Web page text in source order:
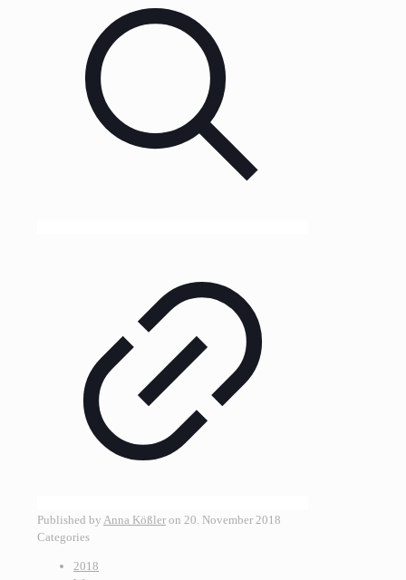
Published by Anna Kößler on 20. November 2018
Categories
2018